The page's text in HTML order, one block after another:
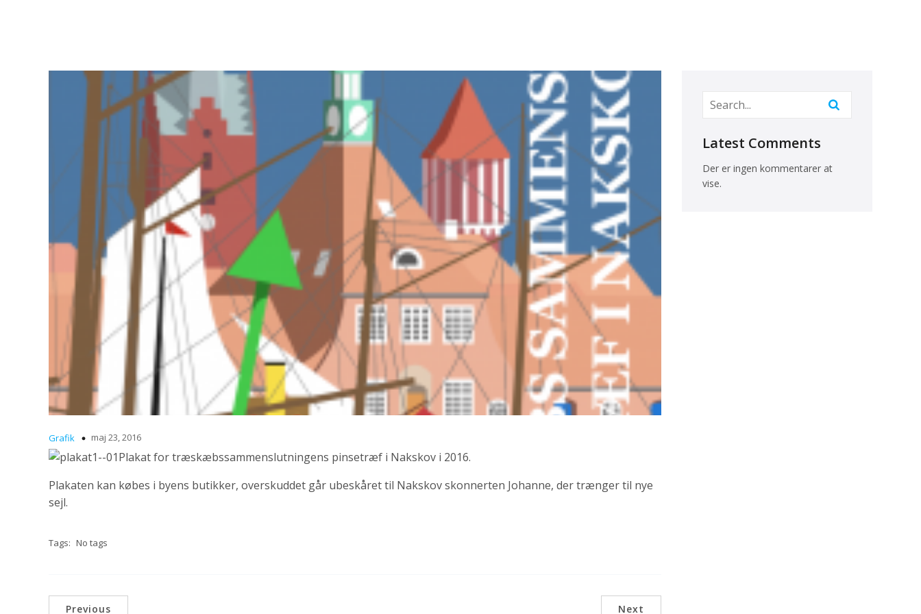
Grafik maj 23, 2016
Plakat for træskæbssammenslutningens pinsetræf i Nakskov i 2016.
Plakaten kan købes i byens butikker, overskuddet går ubeskåret til Nakskov skonnerten Johanne, der trænger til nye
sejl.
Tags: No tags
Previous Next
Latest Comments
Der er ingen kommentarer at
vise.